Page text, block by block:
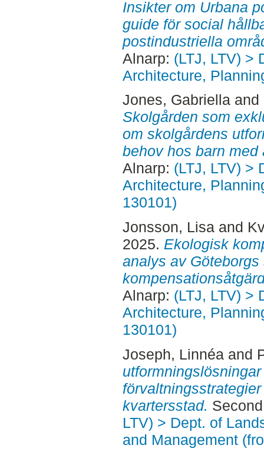
Insikter om Urbana
guide för social
postindustriella
Alnarp: (LTJ, LTV) >
Architecture,
Jones, Gabriellaand
Skolgården som
om skolgårdens
behov hos barn med
Alnarp: (LTJ, LTV) >
Architecture,
130101)
Jonsson, Lisaand
2025. Ekologisk
analys av
Alnarp: (LTJ, LTV) >
Architecture,
130101)
Joseph, Linnéaand
kvartersstad.
LTV) > Dept. of
and Management